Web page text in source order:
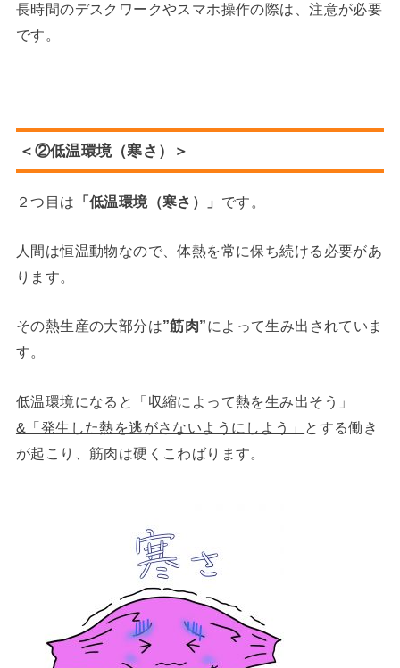
長時間のデスクワークやスマホ操作の際は、注意が必要
です。
＜②低温環境（寒さ）＞
２つ目は 「低温環境（寒さ）」 です。
人間は恒温動物なので、体熱を常に保ち続ける必要があ
ります。
その熱生産の大部分は”筋肉”によって生み出されていま
す。
低温環境になると
「収縮によって熱を生み出そう」
&「発生した熱を逃がさないようにしよう」
とする働き
が起こり、筋肉は硬くこわばります。